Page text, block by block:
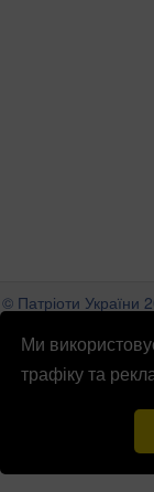
Ми
трафіку та
© Патріоти України